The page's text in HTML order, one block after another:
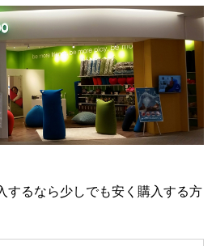
するなら少しでも安く購入する方